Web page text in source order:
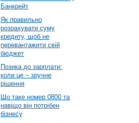
Банкрейт
Як правильно
розрахувати суму
кредиту, щоб не
перевантажити свій
бюджет
Позика до зарплати:
коли це – зручне
рішення
Що таке номер 0800 та
навіщо він потрібен
бізнесу